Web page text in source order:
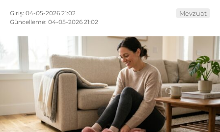
Giriş: 04-05-2026 21:02
Güncelleme: 04-05-2026 21:02
Mevzuat